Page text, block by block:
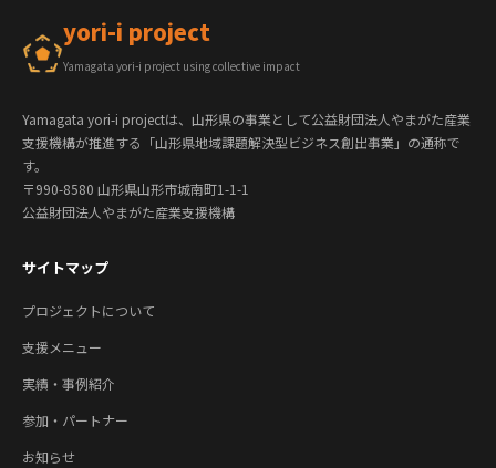
yori-i project
Yamagata yori-i project using collective impact
Yamagata yori-i projectは、山形県の事業として公益財団法人やまがた産業
支援機構が推進する「山形県地域課題解決型ビジネス創出事業」の通称で
す。
〒990-8580 山形県山形市城南町1-1-1
公益財団法人やまがた産業支援機構
サイトマップ
プロジェクトについて
支援メニュー
実績・事例紹介
参加・パートナー
お知らせ